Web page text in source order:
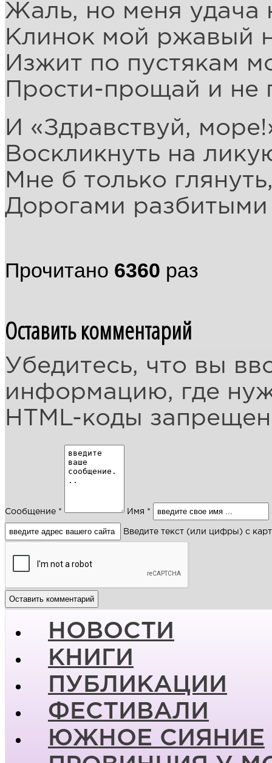
Жаль, но меня удача
Клинок мой ржавый
Изжит по пустякам
Прости-прощай и не
И «Здравствуй,
Воскликнуть на
Мне б только
Дорогами разбитыми
Прочитано 6360 раз
Оставить комментарий
Убедитесь, что вы
информацию, где
HTML-коды
Сообщение * Имя *
Введите текст (или цифры) с
НОВОСТИ
КНИГИ
ПУБЛИКАЦИИ
ФЕСТИВАЛИ
ЮЖНОЕ СИЯНИЕ